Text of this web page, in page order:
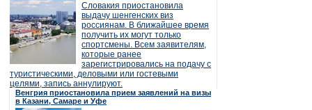
Словакия приостановила
выдачу шенгенских виз
россиянам. В ближайшее время
получить их могут только
спортсмены. Всем заявителям,
которые ранее
зарегистрировались на подачу с
туристическими, деловыми или гостевыми
целями, запись аннулируют.
Венгрия приостановила прием заявлений на визы
в Казани, Самаре и Уфе